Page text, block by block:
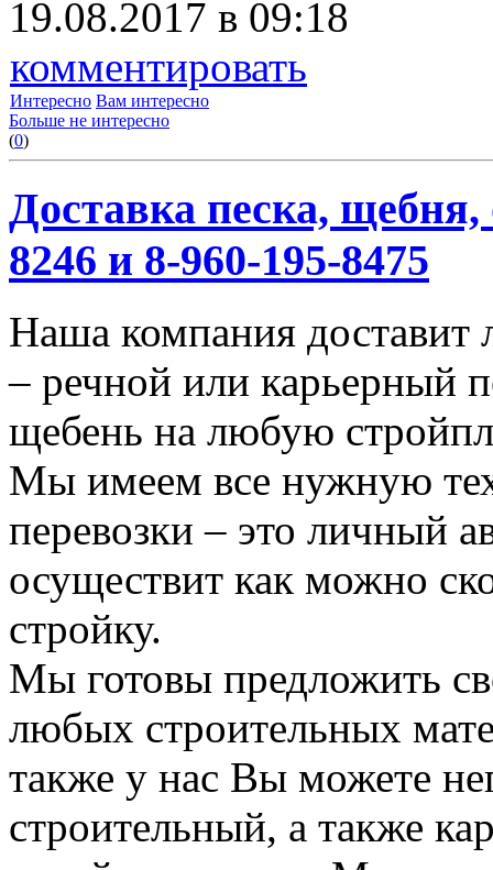
19.08.2017 в 09:18
комментировать
Интересно Вам интересно
Больше не интересно
(0)
Доставка песка, щебня,
8246 и 8-960-195-8475
Наша компания доставит
– речной или карьерный
щебень на любую
Мы имеем все нужную
перевозки – это личный
осуществит как можно
стройку.
Мы готовы предложить
любых строительных
также у нас Вы можете
строительный, а также